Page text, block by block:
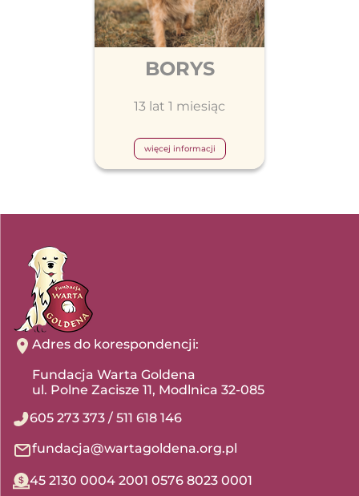
BORYS
13 lat 1 miesiąc
więcej informacji
Adres do korespondencji:
Fundacja Warta Goldena
ul. Polne Zacisze 11, Modlnica 32-085
605 273 373 / 511 618 146
fundacja@wartagoldena.org.pl
45 2130 0004 2001 0576 8023 0001